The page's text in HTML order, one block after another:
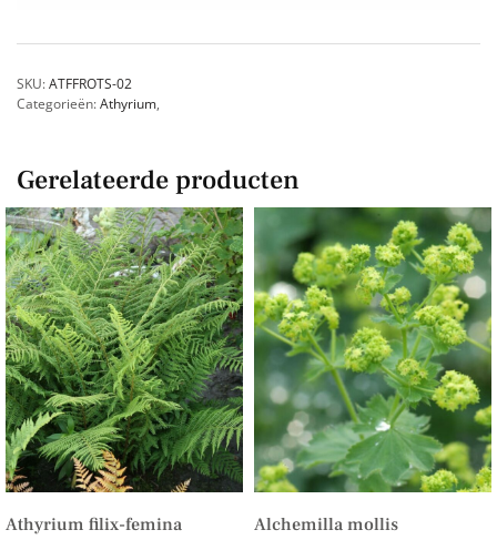
SKU:ATFFROTS-02
Categorieën:Athyrium,
Gerelateerde producten
Athyrium filix-femina
Alchemilla mollis